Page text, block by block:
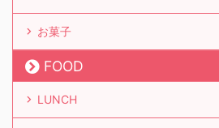
お菓子
FOOD
LUNCH